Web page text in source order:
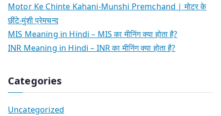
Motor Ke Chinte Kahani-Munshi Premchand | मोटर के
छींटे-मुंशी प्रेमचन्द
MIS Meaning in Hindi – MIS का मीनिंग क्या होता है?
INR Meaning in Hindi – INR का मीनिंग क्या होता है?
Categories
Uncategorized